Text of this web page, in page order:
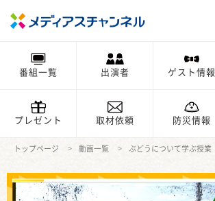
番組一覧 出演者 ゲスト情報
プレゼント 取材依頼 防災情報
トップページ 動画一覧 ぶどうについて学ぶ授業